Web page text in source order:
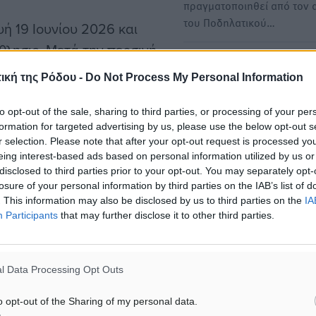
της Ρόδου - Do Not Process My Personal Information
opt-out of the sale, sharing to third parties, or processing of your
for targeted advertising by us, please use the below opt-out
selection. Please note that after your opt-out request is processed
interest-based ads based on personal information utilized by us
to third parties prior to your opt-out. You may separately
of your personal information by third parties on the IAB’s list of
This information may also be disclosed by us to third parties on the
Participants that may further disclose it to other third parties.
Data Processing Opt Outs
opt-out of the Sharing of my personal data.
19 Ιουνίου 2026 και
Μετά την περσινή
αθλητές της
για να
αλληλεγγύης
μεταξύ της ομάδας Bar
αθλητές που ταξιδεύουν
και της Τοπικής
τους θα βρεθούν
του βόλεϊ της Ρόδου,
από
την αγάπη για το βόλεϊ
πραγματοποιηθεί από τον
του Ποδηλατικού…
παράσταση από τις
Το φιλανθρωπικό μη
κερδοσκοπικό Σωματείο
«Μαμάδες στη Ρόδο»
και ξεσήκωσε τους…
Πραγματοποίησε την
φιλανθρωπικό σκοπό το
Ρόδου «Καμάρι»